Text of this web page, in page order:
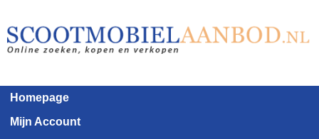
Homepage
Mijn Account